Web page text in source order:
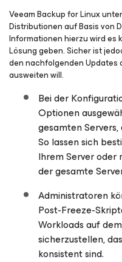
Veeam Backupfor Linux
Distributionen auf Basis von
Informationen hierzu wird es
Lösung geben. Sicher ist
den nachfolgenden Updates
ausweiten will.
Bei der
Optionen
gesamten
So lassen sich
Ihrem Server
der gesamte
Administratoren
Post-Freeze-
Workloads auf
sicherzustellen,
konsistent sind.